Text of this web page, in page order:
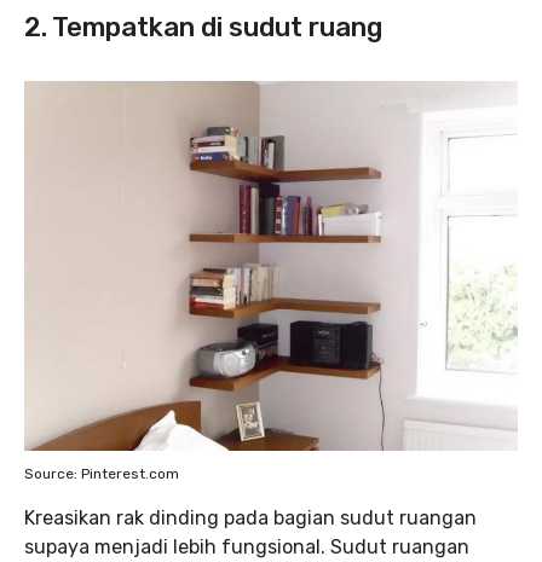
2. Tempatkan di sudut ruang
Source: Pinterest.com
Kreasikan rak dinding pada bagian sudut ruangan
supaya menjadi lebih fungsional. Sudut ruangan